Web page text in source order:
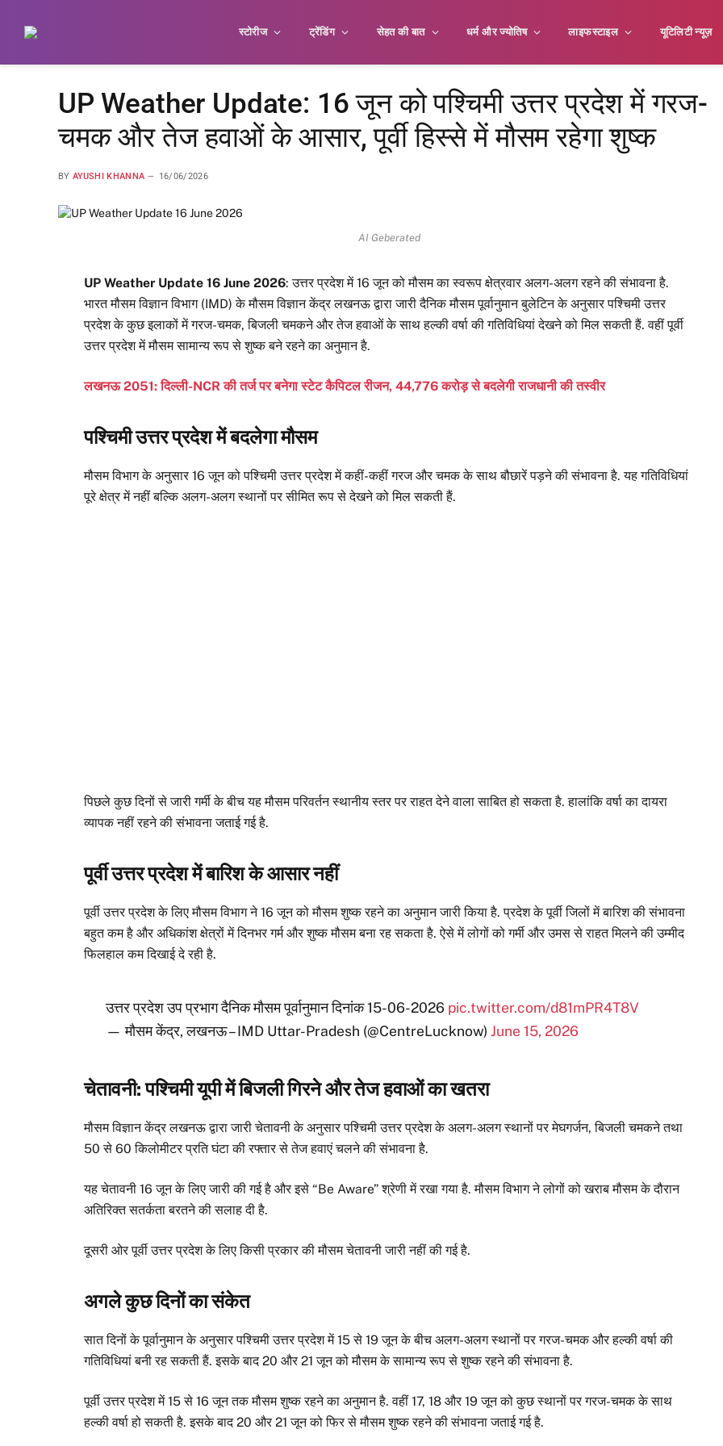
स्टोरीज ट्रेंडिंग सेहत की बात धर्म और ज्योतिष लाइफस्टाइल यूटिलिटी न्यूज़
UP Weather Update: 16 जून को पश्चिमी उत्तर प्रदेश में गरज-
चमक और तेज हवाओं के आसार, पूर्वी हिस्से में मौसम रहेगा शुष्क
BY AYUSHI KHANNA 16/06/2026
AI Geberated
UP Weather Update 16 June 2026: उत्तर प्रदेश में 16 जून को मौसम का स्वरूप क्षेत्रवार अलग-अलग रहने की संभावना है.
भारत मौसम विज्ञान विभाग (IMD) के मौसम विज्ञान केंद्र लखनऊ द्वारा जारी दैनिक मौसम पूर्वानुमान बुलेटिन के अनुसार पश्चिमी उत्तर
प्रदेश के कुछ इलाकों में गरज-चमक, बिजली चमकने और तेज हवाओं के साथ हल्की वर्षा की गतिविधियां देखने को मिल सकती हैं. वहीं पूर्वी
उत्तर प्रदेश में मौसम सामान्य रूप से शुष्क बने रहने का अनुमान है.
लखनऊ 2051: दिल्ली-NCR की तर्ज पर बनेगा स्टेट कैपिटल रीजन, 44,776 करोड़ से बदलेगी राजधानी की तस्वीर
पश्चिमी उत्तर प्रदेश में बदलेगा मौसम
मौसम विभाग के अनुसार 16 जून को पश्चिमी उत्तर प्रदेश में कहीं-कहीं गरज और चमक के साथ बौछारें पड़ने की संभावना है. यह गतिविधियां
पूरे क्षेत्र में नहीं बल्कि अलग-अलग स्थानों पर सीमित रूप से देखने को मिल सकती हैं.
पिछले कुछ दिनों से जारी गर्मी के बीच यह मौसम परिवर्तन स्थानीय स्तर पर राहत देने वाला साबित हो सकता है. हालांकि वर्षा का दायरा
व्यापक नहीं रहने की संभावना जताई गई है.
पूर्वी उत्तर प्रदेश में बारिश के आसार नहीं
पूर्वी उत्तर प्रदेश के लिए मौसम विभाग ने 16 जून को मौसम शुष्क रहने का अनुमान जारी किया है. प्रदेश के पूर्वी जिलों में बारिश की संभावना
बहुत कम है और अधिकांश क्षेत्रों में दिनभर गर्म और शुष्क मौसम बना रह सकता है. ऐसे में लोगों को गर्मी और उमस से राहत मिलने की उम्मीद
फिलहाल कम दिखाई दे रही है.
उत्तर प्रदेश उप प्रभाग दैनिक मौसम पूर्वानुमान दिनांक 15-06-2026 pic.twitter.com/d81mPR4T8V
— मौसम केंद्र, लखनऊ – IMD Uttar-Pradesh (@CentreLucknow) June 15, 2026
चेतावनी: पश्चिमी यूपी में बिजली गिरने और तेज हवाओं का खतरा
मौसम विज्ञान केंद्र लखनऊ द्वारा जारी चेतावनी के अनुसार पश्चिमी उत्तर प्रदेश के अलग-अलग स्थानों पर मेघगर्जन, बिजली चमकने तथा
50 से 60 किलोमीटर प्रति घंटा की रफ्तार से तेज हवाएं चलने की संभावना है.
यह चेतावनी 16 जून के लिए जारी की गई है और इसे “Be Aware” श्रेणी में रखा गया है. मौसम विभाग ने लोगों को खराब मौसम के दौरान
अतिरिक्त सतर्कता बरतने की सलाह दी है.
दूसरी ओर पूर्वी उत्तर प्रदेश के लिए किसी प्रकार की मौसम चेतावनी जारी नहीं की गई है.
अगले कुछ दिनों का संकेत
सात दिनों के पूर्वानुमान के अनुसार पश्चिमी उत्तर प्रदेश में 15 से 19 जून के बीच अलग-अलग स्थानों पर गरज-चमक और हल्की वर्षा की
गतिविधियां बनी रह सकती हैं. इसके बाद 20 और 21 जून को मौसम के सामान्य रूप से शुष्क रहने की संभावना है.
पूर्वी उत्तर प्रदेश में 15 से 16 जून तक मौसम शुष्क रहने का अनुमान है. वहीं 17, 18 और 19 जून को कुछ स्थानों पर गरज-चमक के साथ
हल्की वर्षा हो सकती है. इसके बाद 20 और 21 जून को फिर से मौसम शुष्क रहने की संभावना जताई गई है.